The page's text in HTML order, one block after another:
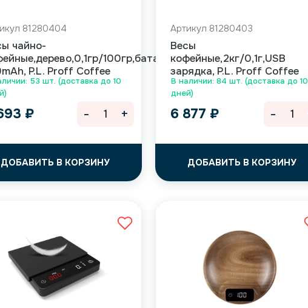
53 шт. (доставка до 10
81280404
чайно-
100гр,батарейка
P.L. Proff Coffee
₽
ДОБАВИТЬ В КОРЗИНУ
- +
В наличии: 84 шт. (доставка до 10
дней)
Артикул 81280403
Весы
кофейные,2кг/0,1г,USB
зарядка, P.L. Proff Coffee
6 877 ₽
ДОБАВИТЬ В КОРЗИНУ
-